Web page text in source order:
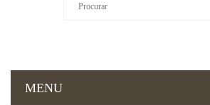
MENU